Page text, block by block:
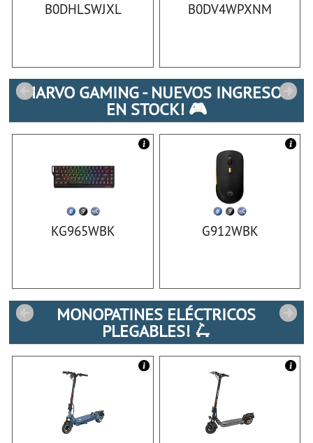
B0DHLSWJXL B0DV4WPXNM
MARVO GAMING - NUEVOS INGRESOS
EN STOCK! 🎮
KG965WBK G912WBK
MONOPATINES ELÉCTRICOS
PLEGABLES! 🛴